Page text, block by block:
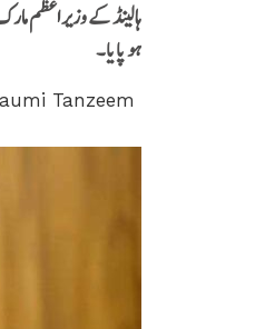
ہالینڈ کے وزیر اعظم
ہو پایا۔
Tanzeem